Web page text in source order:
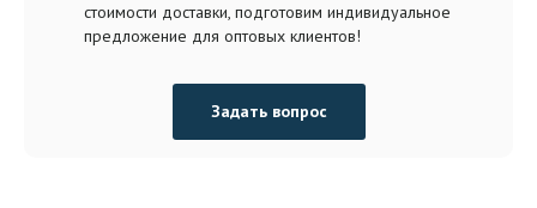
стоимости доставки, подготовим индивидуальное
предложение для оптовых клиентов!
Задать вопрос